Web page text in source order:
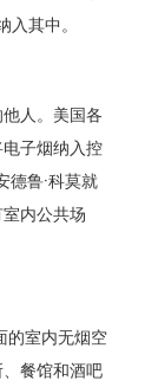
入其中。
人。美国各
子烟纳入控
德鲁·科莫就
内公共场
的室内无烟空
餐馆和酒吧